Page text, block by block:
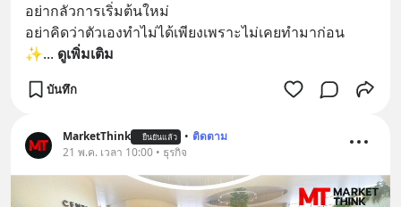
อย่ากลัวการเริ่มต้นใหม่
อย่าคิดว่าตัวเองทำไม่ได้เพียงเพราะไม่เคยทำมาก่อน
✨... ดูเพิ่มเติม
บันทึก
MarketThink ยืนยันแล้ว • ติดตาม
21 พ.ค. เวลา 10:00 • ธุรกิจ